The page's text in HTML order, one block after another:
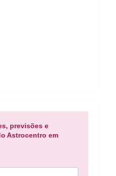
previsões e
Astrocentro em